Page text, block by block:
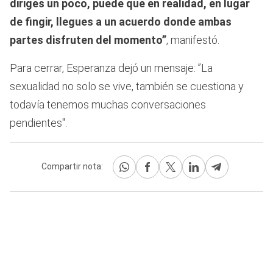
diriges un poco, puede que en realidad, en lugar
de fingir, llegues a un acuerdo donde ambas
partes disfruten del momento”, manifestó.
Para cerrar, Esperanza dejó un mensaje: ”La
sexualidad no solo se vive, también se cuestiona y
todavía tenemos muchas conversaciones
pendientes".
Compartir nota: